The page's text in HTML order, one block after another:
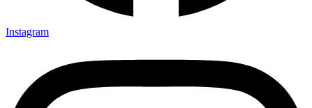
Instagram